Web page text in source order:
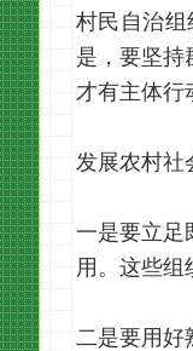
村民自治
是，要坚持
才有主体行
发展农村社
一是要立足
用。这些组
二是要用好